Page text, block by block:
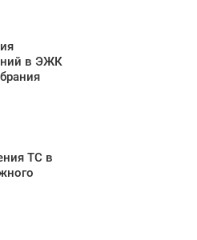
в ЭЖК
ТС в